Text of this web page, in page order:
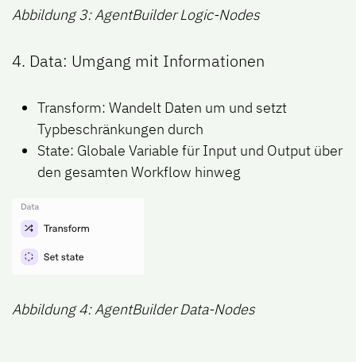
Abbildung 3: AgentBuilder Logic-Nodes
4. Data: Umgang mit Informationen
Transform: Wandelt Daten um und setzt
Typbeschränkungen durch
State: Globale Variable für Input und Output über
den gesamten Workflow hinweg
Abbildung 4: AgentBuilder Data-Nodes